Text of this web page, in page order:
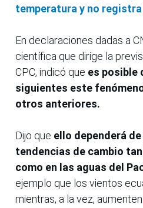
temperatura y no
En declaraciones dadas a
científica que dirige la
CPC, indicó que es posible
siguientes este
otros anteriores.
Dijo que ello dependerá
tendencias de cambio
como en las aguas del
ejemplo que los vientos
mientras, a la vez,